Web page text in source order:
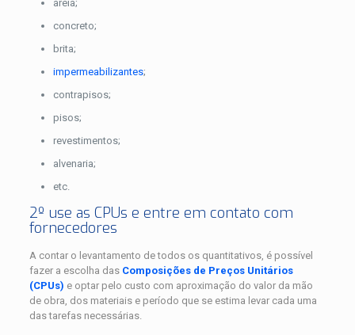
areia;
concreto;
brita;
impermeabilizantes;
contrapisos;
pisos;
revestimentos;
alvenaria;
etc.
2º use as CPUs e entre em contato com
fornecedores
A contar o levantamento de todos os quantitativos, é possível
fazer a escolha das Composições de Preços Unitários
(CPUs) e optar pelo custo com aproximação do valor da mão
de obra, dos materiais e período que se estima levar cada uma
das tarefas necessárias.